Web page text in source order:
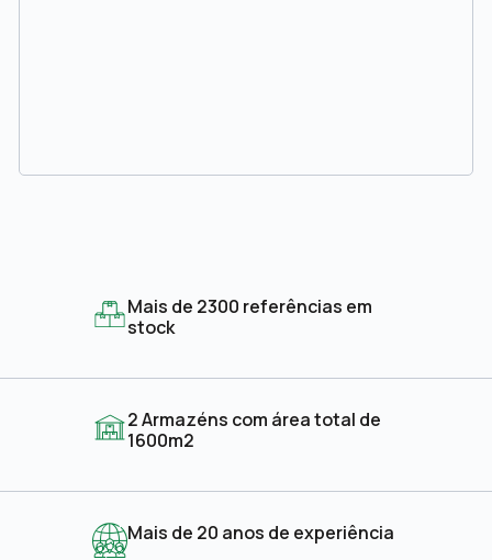
Mais de 2300 referências em
stock
2 Armazéns com área total de
1600m2
Mais de 20 anos de experiência